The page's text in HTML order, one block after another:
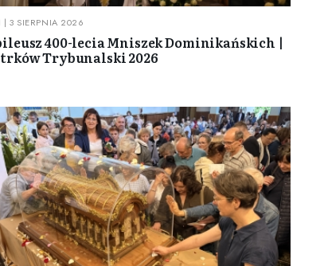
| 3 SIERPNIA 2026
400-lecia Mniszek Dominikańskich |
Trybunalski 2026